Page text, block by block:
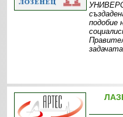
подобие